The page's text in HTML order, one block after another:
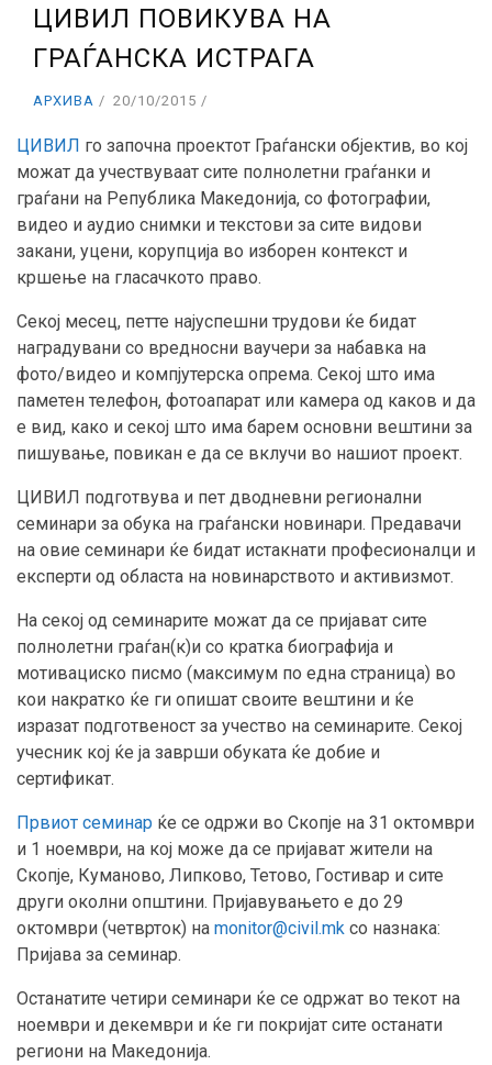
ЦИВИЛ ПОВИКУВА НА
ГРАЃАНСКА ИСТРАГА
АРХИВА 20/10/2015
ЦИВИЛ го започна проектот Граѓански објектив, во кој
можат да учествуваат сите полнолетни граѓанки и
граѓани на Република Македонија, со фотографии,
видео и аудио снимки и текстови за сите видови
закани, уцени, корупција во изборен контекст и
кршење на гласачкото право.
Секој месец, петте најуспешни трудови ќе бидат
наградувани со вредносни ваучери за набавка на
фото/видео и компјутерска опрема. Секој што има
паметен телефон, фотоапарат или камера од каков и да
е вид, како и секој што има барем основни вештини за
пишување, повикан е да се вклучи во нашиот проект.
ЦИВИЛ подготвува и пет дводневни регионални
семинари за обука на граѓански новинари. Предавачи
на овие семинари ќе бидат истакнати професионалци и
експерти од областа на новинарството и активизмот.
На секој од семинарите можат да се пријават сите
полнолетни граѓан(к)и со кратка биографија и
мотивациско писмо (максимум по една страница) во
кои накратко ќе ги опишат своите вештини и ќе
изразат подготвеност за учество на семинарите. Секој
учесник кој ќе ја заврши обуката ќе добие и
сертификат.
Првиот семинар ќе се одржи во Скопје на 31 октомври
и 1 ноември, на кој може да се пријават жители на
Скопје, Куманово, Липково, Тетово, Гостивар и сите
други околни општини. Пријавувањето е до 29
октомври (четврток) на monitor@civil.mk со назнака:
Пријава за семинар.
Останатите четири семинари ќе се одржат во текот на
ноември и декември и ќе ги покријат сите останати
региони на Македонија.